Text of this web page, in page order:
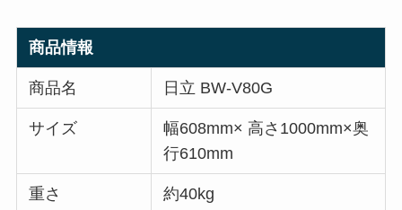
商品情報
商品名 日立 BW-V80G
サイズ
幅608mm× 高さ1000mm×奥
行610mm
重さ 約40kg